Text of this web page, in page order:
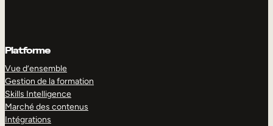
Platforme
Vue d’ensemble
Gestion de la formation
Skills Intelligence
Marché des contenus
Intégrations